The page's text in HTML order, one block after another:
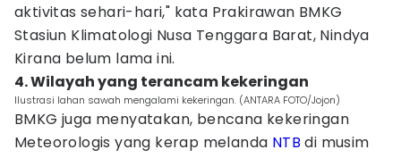
aktivitas sehari-hari," kata Prakirawan BMKG
Stasiun Klimatologi Nusa Tenggara Barat, Nindya
Kirana belum lama ini.
4. Wilayah yang terancam kekeringan
Ilustrasi lahan sawah mengalami kekeringan. (ANTARA FOTO/Jojon)
BMKG juga menyatakan, bencana kekeringan
Meteorologis yang kerap melanda NTB di musim